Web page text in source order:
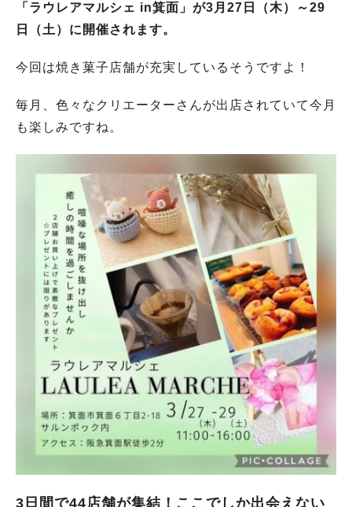
「ラウレアマルシェ in箕面」が3月27日（木）～29
日（土）に開催されます。
今回は焼き菓子店舗が充実しているそうですよ！
毎月、色々なクリエーターさんが出店されていて今月
も楽しみですね。
3日間で44店舗が集結！ここでしか出会えない